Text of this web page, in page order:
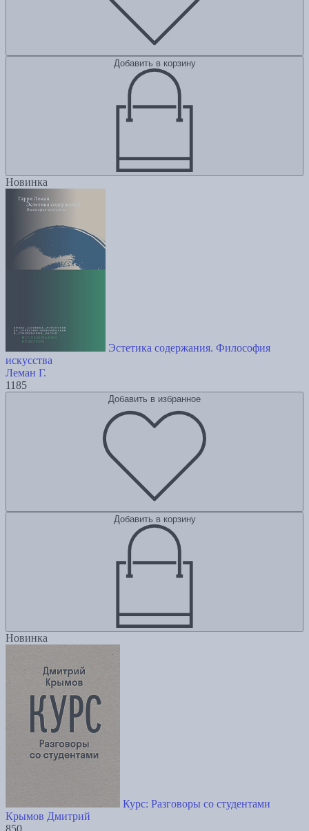
Добавить в корзину
Новинка
Эстетика содержания. Философия
искусства
Леман Г.
1185
Добавить в избранное
Добавить в корзину
Новинка
Курс: Разговоры со студентами
Крымов Дмитрий
850